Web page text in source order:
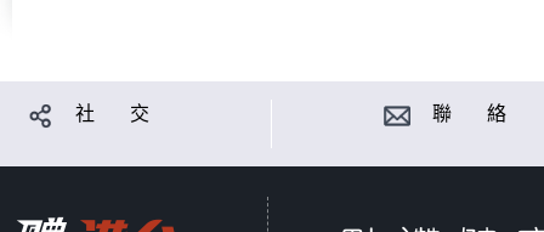
社 交 聯 絡